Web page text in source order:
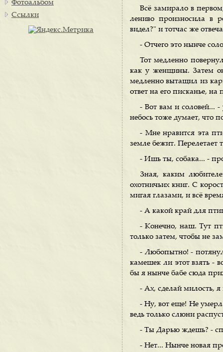
Всё замирало в
лениво произносила в
видел?" и тотчас же
- Отчего это нынче
Тот медленно
как у женщины. Затем
медленно вытащил из
ответ на его писканье,
- Вот вам и соловей... -
небось тоже думает, что
- Мне нравится эта
земле бежит. Перелетает
- Ишь ты, собака... -
Зная, каким
охотничьих книг. С
мигая глазами, и всё
- А какой край для
- Конечно, наш. Тут
только затем, чтобы не
- Любопытно! -
камешек ли этот взять -
бы я нынче бабе сюда
- Ах, сделай милость,
- Ну, вот еще! Не
ведь только слюни
- Ты Дарью ждешь? -
- Нет... Нынче новая
Фотоальбом
Ссылки